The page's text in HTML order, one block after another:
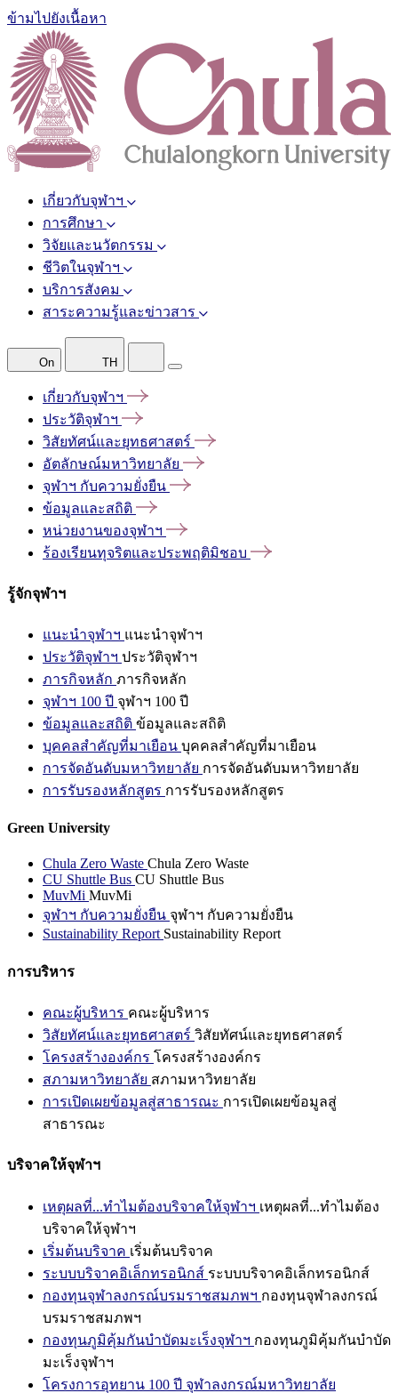
ข้ามไปยังเนื้อหา
เกี่ยวกับจุฬาฯ
การศึกษา
วิจัยและนวัตกรรม
ชีวิตในจุฬาฯ
บริการสังคม
สาระความรู้และข่าวสาร
On TH
เกี่ยวกับจุฬาฯ
ประวัติจุฬาฯ
วิสัยทัศน์และยุทธศาสตร์
อัตลักษณ์มหาวิทยาลัย
จุฬาฯ กับความยั่งยืน
ข้อมูลและสถิติ
หน่วยงานของจุฬาฯ
ร้องเรียนทุจริตและประพฤติมิชอบ
รู้จักจุฬาฯ
แนะนำจุฬาฯ แนะนำจุฬาฯ
ประวัติจุฬาฯ ประวัติจุฬาฯ
ภารกิจหลัก ภารกิจหลัก
จุฬาฯ 100 ปี จุฬาฯ 100 ปี
ข้อมูลและสถิติ ข้อมูลและสถิติ
บุคคลสำคัญที่มาเยือน บุคคลสำคัญที่มาเยือน
การจัดอันดับมหาวิทยาลัย การจัดอันดับมหาวิทยาลัย
การรับรองหลักสูตร การรับรองหลักสูตร
Green University
Chula Zero Waste Chula Zero Waste
CU Shuttle Bus CU Shuttle Bus
MuvMi MuvMi
จุฬาฯ กับความยั่งยืน จุฬาฯ กับความยั่งยืน
Sustainability Report Sustainability Report
การบริหาร
คณะผู้บริหาร คณะผู้บริหาร
วิสัยทัศน์และยุทธศาสตร์ วิสัยทัศน์และยุทธศาสตร์
โครงสร้างองค์กร โครงสร้างองค์กร
สภามหาวิทยาลัย สภามหาวิทยาลัย
การเปิดเผยข้อมูลสู่สาธารณะ การเปิดเผยข้อมูลสู่
สาธารณะ
บริจาคให้จุฬาฯ
เหตุผลที่...ทำไมต้องบริจาคให้จุฬาฯ เหตุผลที่...ทำไมต้อง
บริจาคให้จุฬาฯ
เริ่มต้นบริจาค เริ่มต้นบริจาค
ระบบบริจาคอิเล็กทรอนิกส์ ระบบบริจาคอิเล็กทรอนิกส์
กองทุนจุฬาลงกรณ์บรมราชสมภพฯ กองทุนจุฬาลงกรณ์
บรมราชสมภพฯ
กองทุนภูมิคุ้มกันบำบัดมะเร็งจุฬาฯ กองทุนภูมิคุ้มกันบำบัด
มะเร็งจุฬาฯ
โครงการอุทยาน 100 ปี จุฬาลงกรณ์มหาวิทยาลัย